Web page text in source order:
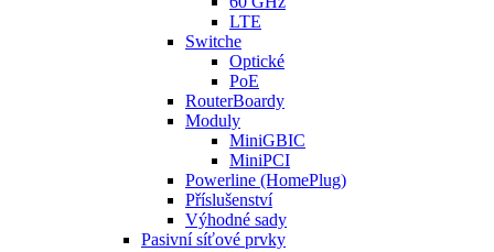
LTE
Switche
Optické
PoE
RouterBoardy
Moduly
MiniGBIC
MiniPCI
Powerline (HomePlug)
Příslušenství
Výhodné sady
Pasivní síťové prvky